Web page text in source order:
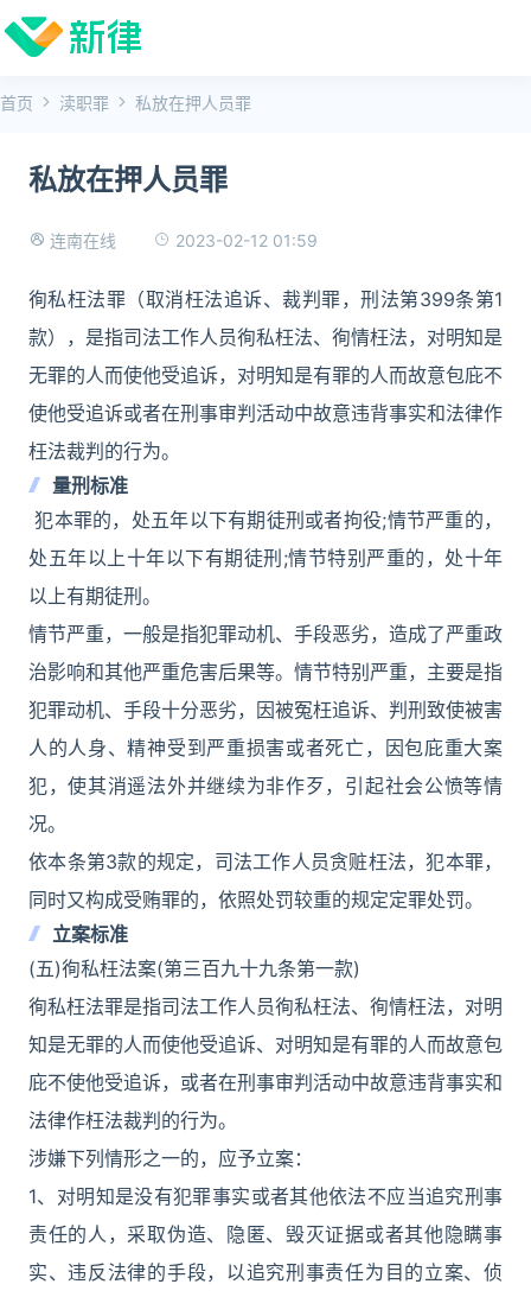
首页 渎职罪 私放在押人员罪
私放在押人员罪
连南在线 2023-02-12 01:59
徇私枉法罪（取消枉法追诉、裁判罪，刑法第399条第1
款），是指司法工作人员徇私枉法、徇情枉法，对明知是
无罪的人而使他受追诉，对明知是有罪的人而故意包庇不
使他受追诉或者在刑事审判活动中故意违背事实和法律作
枉法裁判的行为。
量刑标准
犯本罪的，处五年以下有期徒刑或者拘役;情节严重的，
处五年以上十年以下有期徒刑;情节特别严重的，处十年
以上有期徒刑。
情节严重，一般是指犯罪动机、手段恶劣，造成了严重政
治影响和其他严重危害后果等。情节特别严重，主要是指
犯罪动机、手段十分恶劣，因被冤枉追诉、判刑致使被害
人的人身、精神受到严重损害或者死亡，因包庇重大案
犯，使其消遥法外并继续为非作歹，引起社会公愤等情
况。
依本条第3款的规定，司法工作人员贪赃枉法，犯本罪，
同时又构成受贿罪的，依照处罚较重的规定定罪处罚。
立案标准
(五)徇私枉法案(第三百九十九条第一款)
徇私枉法罪是指司法工作人员徇私枉法、徇情枉法，对明
知是无罪的人而使他受追诉、对明知是有罪的人而故意包
庇不使他受追诉，或者在刑事审判活动中故意违背事实和
法律作枉法裁判的行为。
涉嫌下列情形之一的，应予立案：
1、对明知是没有犯罪事实或者其他依法不应当追究刑事
责任的人，采取伪造、隐匿、毁灭证据或者其他隐瞒事
实、违反法律的手段，以追究刑事责任为目的立案、侦